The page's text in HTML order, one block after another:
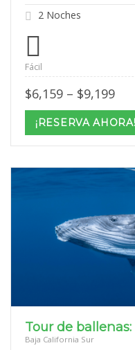
2 Noches
Fácil
$6,159 – $9,199Price
¡RESERVA AHORA!
Tour de
Baja California Sur